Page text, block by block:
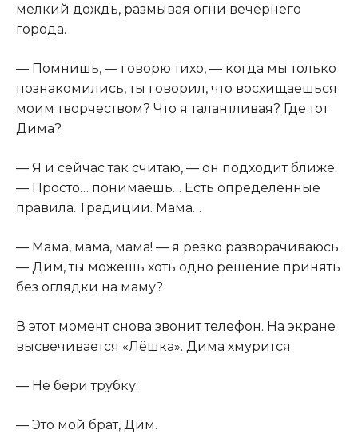
мелкий дождь, размывая огни вечернего
города.
— Помнишь, — говорю тихо, — когда мы только
познакомились, ты говорил, что восхищаешься
моим творчеством? Что я талантливая? Где тот
Дима?
— Я и сейчас так считаю, — он подходит ближе.
— Просто… понимаешь… Есть определённые
правила. Традиции. Мама…
— Мама, мама, мама! — я резко разворачиваюсь.
— Дим, ты можешь хоть одно решение принять
без оглядки на маму?
В этот момент снова звонит телефон. На экране
высвечивается «Лёшка». Дима хмурится.
— Не бери трубку.
— Это мой брат, Дим.